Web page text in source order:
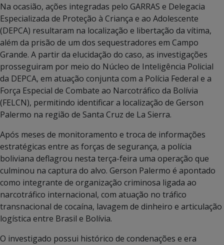
Na ocasião, ações integradas pelo GARRAS e Delegacia
Especializada de Proteção à Criança e ao Adolescente
(DEPCA) resultaram na localização e libertação da vítima,
além da prisão de um dos sequestradores em Campo
Grande. A partir da elucidação do caso, as investigações
prosseguiram por meio do Núcleo de Inteligência Policial
da DEPCA, em atuação conjunta com a Polícia Federal e a
Força Especial de Combate ao Narcotráfico da Bolívia
(FELCN), permitindo identificar a localização de Gerson
Palermo na região de Santa Cruz de La Sierra.
Após meses de monitoramento e troca de informações
estratégicas entre as forças de segurança, a polícia
boliviana deflagrou nesta terça-feira uma operação que
culminou na captura do alvo. Gerson Palermo é apontado
como integrante de organização criminosa ligada ao
narcotráfico internacional, com atuação no tráfico
transnacional de cocaína, lavagem de dinheiro e articulação
logística entre Brasil e Bolívia.
O investigado possui histórico de condenações e era